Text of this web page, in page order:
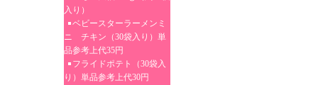
入り）
ベビースターラーメンミ
ニ チキン（30袋入り）単
品参考上代35円
フライドポテト（30袋入
り）単品参考上代30円